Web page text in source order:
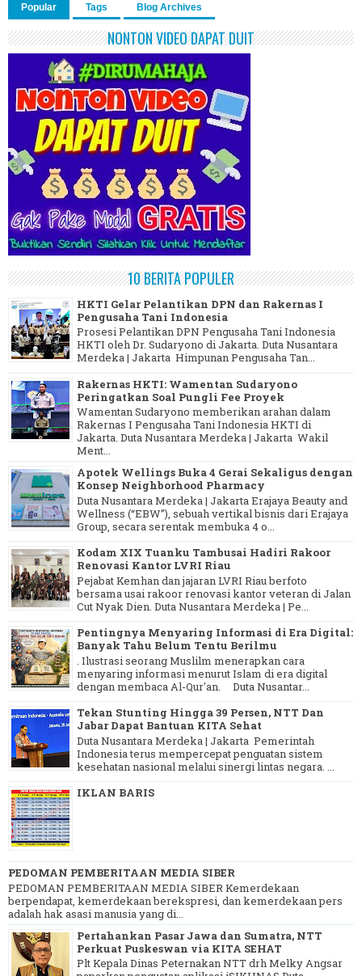
Popular Tags Blog Archives
NONTON VIDEO DAPAT DUIT
10 BERITA POPULER
HKTI Gelar Pelantikan DPN dan Rakernas I
Pengusaha Tani Indonesia
Prosesi Pelantikan DPN Pengusaha Tani Indonesia
HKTI oleh Dr. Sudaryono di Jakarta. Duta Nusantara
Merdeka | Jakarta Himpunan Pengusaha Tan...
Rakernas HKTI: Wamentan Sudaryono
Peringatkan Soal Pungli Fee Proyek
Wamentan Sudaryono memberikan arahan dalam
Rakernas I Pengusaha Tani Indonesia HKTI di
Jakarta. Duta Nusantara Merdeka | Jakarta Wakil
Ment...
Apotek Wellings Buka 4 Gerai Sekaligus dengan
Konsep Neighborhood Pharmacy
Duta Nusantara Merdeka | Jakarta Erajaya Beauty and
Wellness (“EBW”), sebuah vertikal bisnis dari Erajaya
Group, secara serentak membuka 4 o...
Kodam XIX Tuanku Tambusai Hadiri Rakoor
Renovasi Kantor LVRI Riau
Pejabat Kemhan dan jajaran LVRI Riau berfoto
bersama usai rakoor renovasi kantor veteran di Jalan
Cut Nyak Dien. Duta Nusantara Merdeka | Pe...
Pentingnya Menyaring Informasi di Era Digital:
Banyak Tahu Belum Tentu Berilmu
. Ilustrasi seorang Muslilm menerapkan cara
menyaring informasi menurut Islam di era digital
dengan membaca Al-Qur'an. Duta Nusantar...
Tekan Stunting Hingga 39 Persen, NTT Dan
Jabar Dapat Bantuan KITA Sehat
Duta Nusantara Merdeka | Jakarta Pemerintah
Indonesia terus mempercepat penguatan sistem
kesehatan nasional melalui sinergi lintas negara. ...
IKLAN BARIS
PEDOMAN PEMBERITAAN MEDIA SIBER
PEDOMAN PEMBERITAAN MEDIA SIBER Kemerdekaan
berpendapat, kemerdekaan berekspresi, dan kemerdekaan pers
adalah hak asasi manusia yang di...
Pertahankan Pasar Jawa dan Sumatra, NTT
Perkuat Puskeswan via KITA SEHAT
Plt Kepala Dinas Peternakan NTT drh Melky Angsar